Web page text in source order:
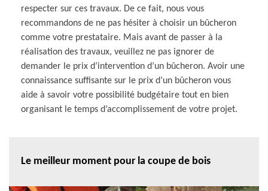
respecter sur ces travaux. De ce fait, nous vous
recommandons de ne pas hésiter à choisir un bûcheron
comme votre prestataire. Mais avant de passer à la
réalisation des travaux, veuillez ne pas ignorer de
demander le prix d’intervention d’un bûcheron. Avoir une
connaissance suffisante sur le prix d’un bûcheron vous
aide à savoir votre possibilité budgétaire tout en bien
organisant le temps d’accomplissement de votre projet.
Le meilleur moment pour la coupe de bois